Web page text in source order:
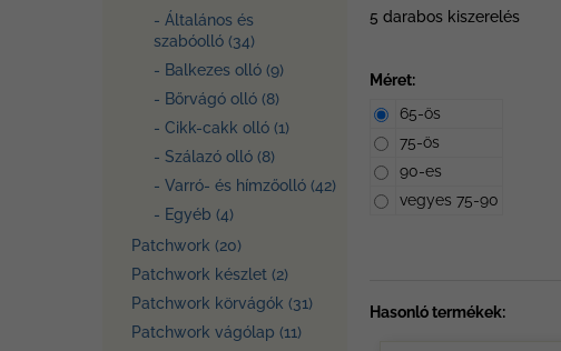
- Általános és
szabóolló (34)
- Balkezes olló (9)
- Bőrvágó olló (8)
- Cikk-cakk olló (1)
- Szálazó olló (8)
- Varró- és hímzőolló (42)
- Egyéb (4)
Patchwork (20)
Patchwork készlet (2)
Patchwork körvágók (31)
Patchwork vágólap (11)
5 darabos kiszerelés
Méret:
65-ös
75-ös
90-es
vegyes 75-90
Hasonló termékek: